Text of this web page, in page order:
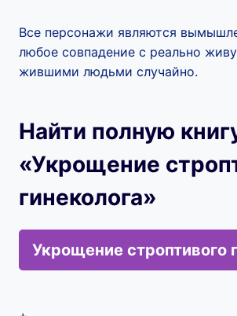
Все персонажи являются
любое совпадение с реально
жившими людьми случайно.
Найти полную
«Укрощение
гинеколога»
Укрощение строптивого